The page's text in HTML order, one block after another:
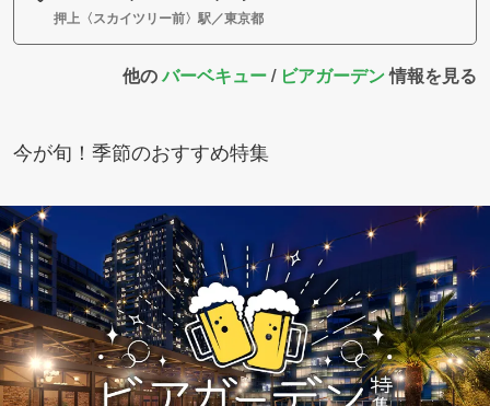
押上〈スカイツリー前〉駅／東京都
他のバーベキュー/ ビアガーデン情報を見る
今が旬！季節のおすすめ特集